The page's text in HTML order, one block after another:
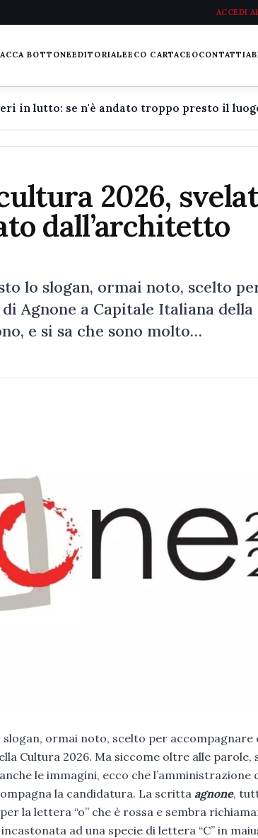
ACCEDI
BOTTONEEDITORIALEECO CARTACEOCONTATTI
2026,
dall’architetto
lo slogan, ormai noto, scelto
Agnone a Capitale Italiana
e si sa che sono molto…
slogan, ormai noto, scelto per accompagnare
Cultura 2026. Ma siccome oltre alle parole,
le immagini, ecco che l’amministrazione
la candidatura. La scritta agnone,
la lettera “o” che è rossa e sembra
ad una specie di lettera “C” in